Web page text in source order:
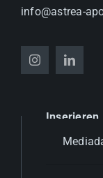
info@astrea-
Inserieren